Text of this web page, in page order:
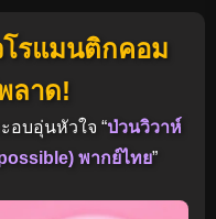
โรแมนติกคอม
ลาด!
อบอุ่นหัวใจ “ป่วนวิวาห์
พากย์ไทย”